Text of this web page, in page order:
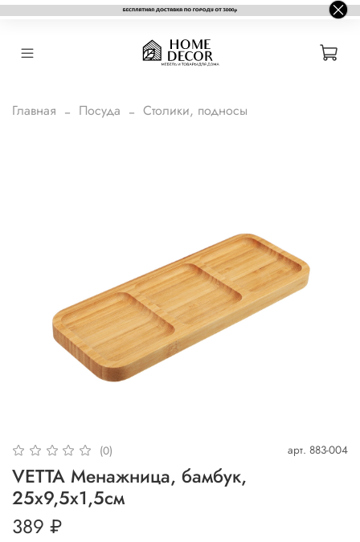
Главная Посуда Столики, подносы
(0) арт. 883-004
VETTA Менажница, бамбук,
25x9,5x1,5см
389 ₽